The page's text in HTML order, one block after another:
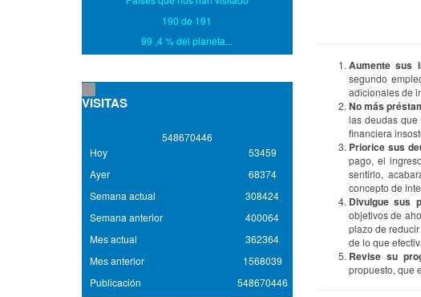
Aumente sus
segundo
adicionales de
No más
las deudas que
financiera
Priorice sus
pago, el
sentirlo,
concepto de
Divulgue sus
objetivos de
plazo de
de lo que
Revise su
propuesto, que
190 de 191
99 ,4 % del planeta...
VISITAS
548670446
Hoy
Ayer
Semana actual
Semana anterior
Mes actual
Mes anterior
Publicación
53459
68374
308424
400064
362364
1568039
548670446